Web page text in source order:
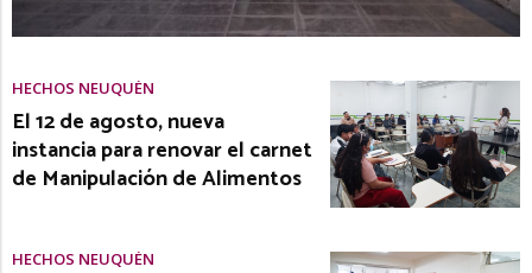
HECHOS NEUQUÉN
El 12 de agosto, nueva
instancia para renovar el carnet
de Manipulación de Alimentos
HECHOS NEUQUÉN